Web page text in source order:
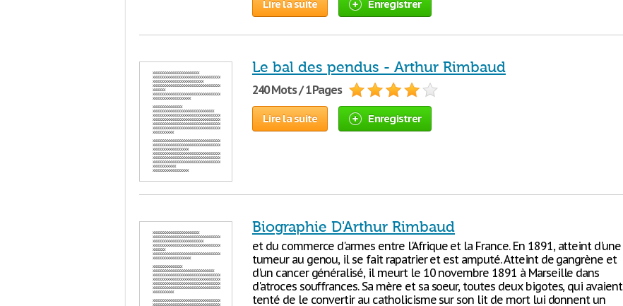
Lire la suite Enregistrer
Le bal des pendus - Arthur Rimbaud
240 Mots / 1 Pages
Lire la suite Enregistrer
Biographie D'Arthur Rimbaud
et du commerce d'armes entre l'Afrique et la France. En 1891, atteint d'une
tumeur au genou, il se fait rapatrier et est amputé. Atteint de gangrène et
d'un cancer généralisé, il meurt le 10 novembre 1891 à Marseille dans
d'atroces souffrances. Sa mère et sa soeur, toutes deux bigotes, qui avaient
tenté de le convertir au catholicisme sur son lit de mort lui donnent un